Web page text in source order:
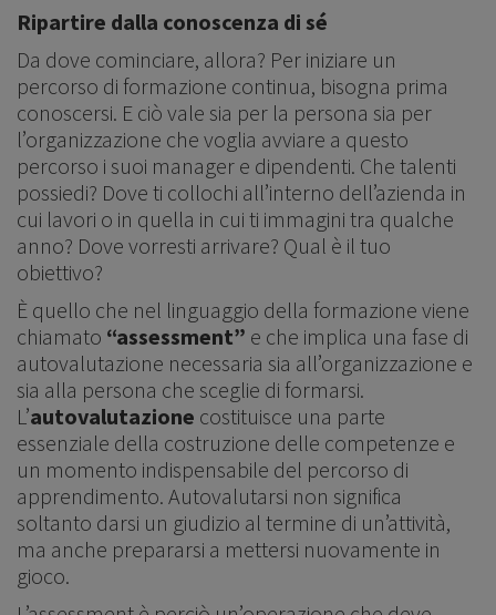
Ripartire dalla conoscenza di sé
Da dove cominciare, allora? Per iniziare un
percorso di formazione continua, bisogna prima
conoscersi. E ciò vale sia per la persona sia per
l’organizzazione che voglia avviare a questo
percorso i suoi manager e dipendenti. Che talenti
possiedi? Dove ti collochi all’interno dell’azienda in
cui lavori o in quella in cui ti immagini tra qualche
anno? Dove vorresti arrivare? Qual è il tuo
obiettivo?
È quello che nel linguaggio della formazione viene
chiamato “assessment” e che implica una fase di
autovalutazione necessaria sia all’organizzazione e
sia alla persona che sceglie di formarsi.
L’autovalutazione costituisce una parte
essenziale della costruzione delle competenze e
un momento indispensabile del percorso di
apprendimento. Autovalutarsi non significa
soltanto darsi un giudizio al termine di un’attività,
ma anche prepararsi a mettersi nuovamente in
gioco.